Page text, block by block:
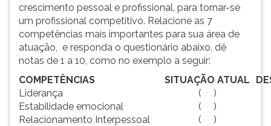
crescimento pessoal e profissional, para tornar-se
um profissional competitivo. Relacione as 7
competências mais importantes para sua área de
atuação, e responda o questionário abaixo, dê
notas de 1 a 10, como no exemplo a seguir:
COMPETÊNCIAS
SITUAÇÃO ATUAL
Liderança
( )
Estabilidade emocional
( )
Relacionamento Interpessoal
( )